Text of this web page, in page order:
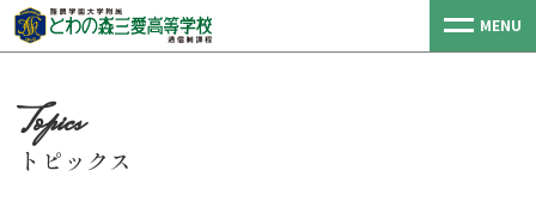
MENU
トピックス